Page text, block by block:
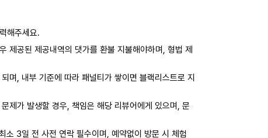
해주세요.
제공된 제공내역의 댓가를 환불 지불해야하며, 형법 제
며, 내부 기준에 따라 패널티가 쌓이면 블랙리스트로 지
제가 발생할 경우, 책임은 해당 리뷰어에게 있으며, 문
소 3일 전 사전 연락 필수이며, 예약없이 방문 시 체험